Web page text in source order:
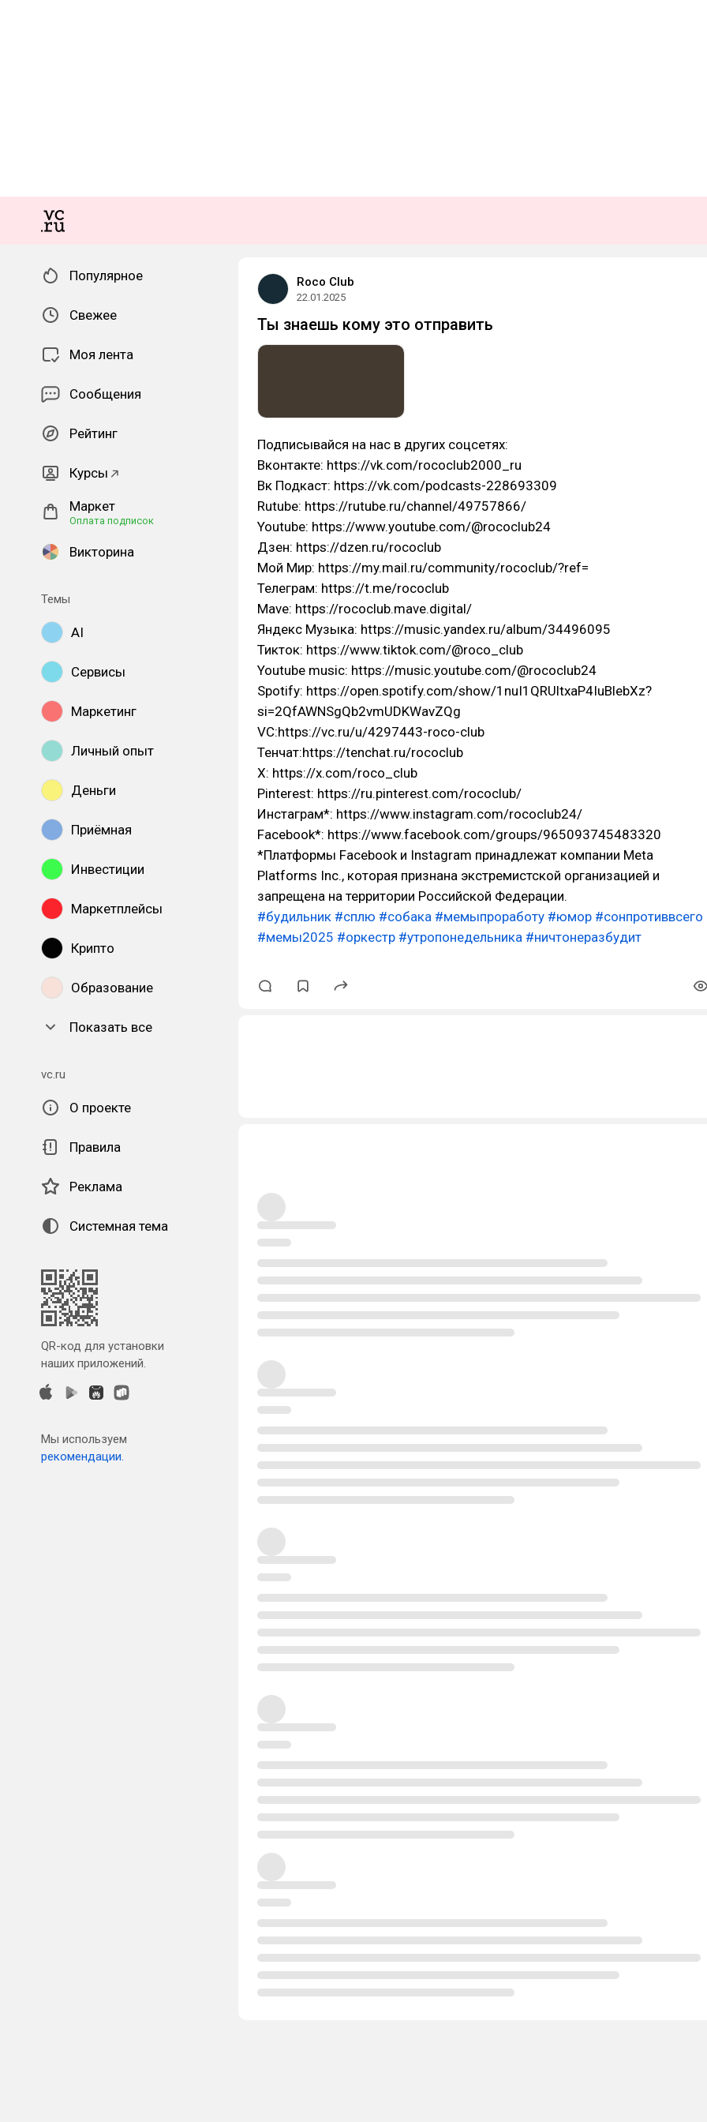
Популярное
Свежее
Моя лента
Сообщения
Рейтинг
Курсы
Маркет
Оплата подписок
Викторина
Темы
AI
Сервисы
Маркетинг
Личный опыт
Деньги
Приёмная
Инвестиции
Маркетплейсы
Крипто
Образование
Показать все
vc.ru
О проекте
Правила
Реклама
Системная тема
QR-код для установки
наших приложений.
Мы используем
рекомендации.
Roco Club
22.01.2025
Ты знаешь кому это отправить
Подписывайся на нас в других соцсетях:
Вконтакте: https://vk.com/rococlub2000_ru
Вк Подкаст: https://vk.com/podcasts-228693309
Rutube: https://rutube.ru/channel/49757866/
Youtube: https://www.youtube.com/@rococlub24
Дзен: https://dzen.ru/rococlub
Мой Мир: https://my.mail.ru/community/rococlub/?ref=
Телеграм: https://t.me/rococlub
Mave: https://rococlub.mave.digital/
Яндекс Музыка: https://music.yandex.ru/album/34496095
Тикток: https://www.tiktok.com/@roco_club
Youtube music: https://music.youtube.com/@rococlub24
Spotify: https://open.spotify.com/show/1nuI1QRUltxaP4IuBlebXz?
si=2QfAWNSgQb2vmUDKWavZQg
VC:https://vc.ru/u/4297443-roco-club
Тенчат:https://tenchat.ru/rococlub
Х: https://x.com/roco_club
Pinterest: https://ru.pinterest.com/rococlub/
Инстаграм*: https://www.instagram.com/rococlub24/
Facebook*: https://www.facebook.com/groups/965093745483320
*Платформы Facebook и Instagram принадлежат компании Meta
Platforms Inc., которая признана экстремистской организацией и
запрещена на территории Российской Федерации.
#будильник #сплю #собака #мемыпроработу #юмор #сонпротиввсего
#мемы2025 #оркестр #утропонедельника #ничтонеразбудит